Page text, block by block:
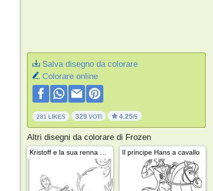
Salva disegno da colorare
Colorare online
281 LIKES 329VOTI 4.25/5
Altri disegni da colorare di Frozen
Il principe Hans a cavallo